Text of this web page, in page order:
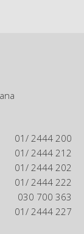
01/ 2444 200
01/ 2444 212
01/ 2444 202
01/ 2444 222
030 700 363
01/ 2444 227